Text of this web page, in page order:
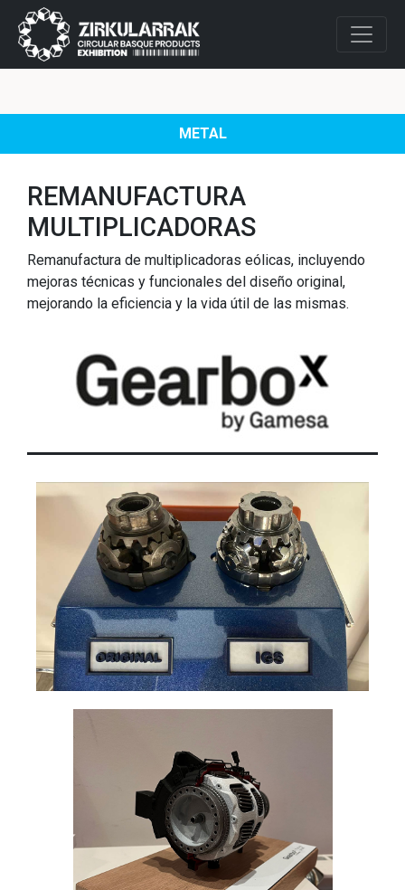
METAL
REMANUFACTURA
MULTIPLICADORAS
Remanufactura de multiplicadoras eólicas, incluyendo
mejoras técnicas y funcionales del diseño original,
mejorando la eficiencia y la vida útil de las mismas.